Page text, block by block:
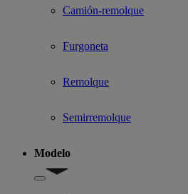
Camión-remolque
Furgoneta
Remolque
Semirremolque
Modelo
Show submenu for Modelo